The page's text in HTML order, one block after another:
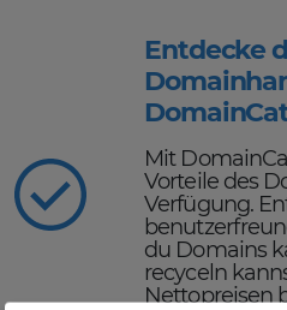
Entdecke
Mit
Vorteile des
Verfügung.
du Domains
recyceln
Nettopreisen